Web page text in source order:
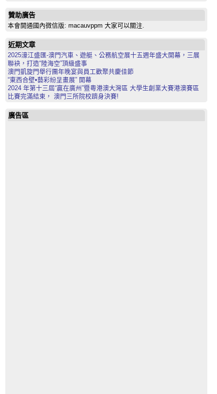
贊助廣告
本會開通國內微信版: macauvppm 大家可以關注.
近期文章
2025濠江盛匯-澳門汽車、遊艇、公務航空展十五週年盛大開幕，三展
聯袂，打造“陸海空”頂級盛事
澳門凱旋門舉行團年晚宴與員工歡聚共慶佳節
“東西合壁•藝彩紛呈畫展” 開幕
2024 年第十三屆“贏在廣州”暨粵港澳大灣區 大學生創業大賽港澳賽區
比賽完滿結束， 澳門三所院校躋身決賽!
廣告區